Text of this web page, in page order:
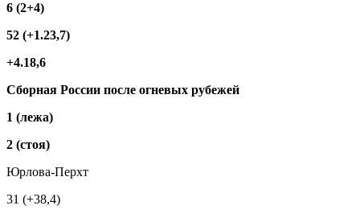
6 (2+4)
52 (+1.23,7)
+4.18,6
Сборная России после огневых рубежей
1 (лежа)
2 (стоя)
Юрлова-Перхт
31 (+38,4)